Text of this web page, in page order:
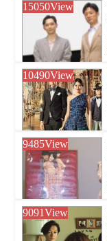
15050View
10490View
9485View
9091View